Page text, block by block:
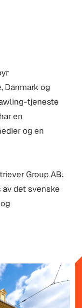
Danmark og
tjeneste
en
og en
Group AB.
det svenske